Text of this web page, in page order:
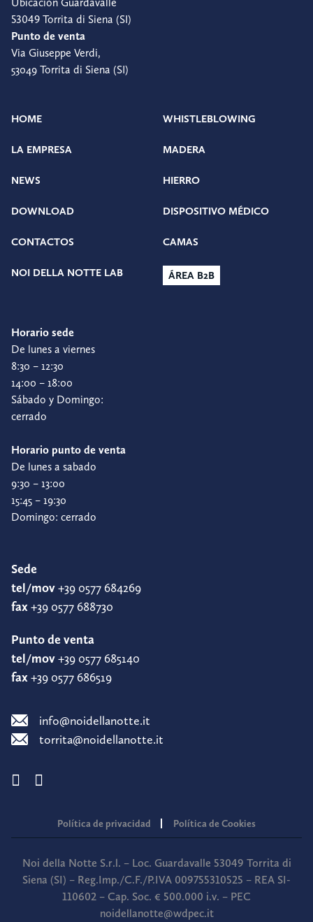
53049 Torrita di Siena (SI)
Punto de venta
Via Giuseppe Verdi,
53049 Torrita di Siena (SI)
HOME
LA EMPRESA
NEWS
DOWNLOAD
CONTACTOS
NOI DELLA NOTTE LAB
WHISTLEBLOWING
MADERA
HIERRO
DISPOSITIVO MÉDICO
CAMAS
ÁREA B2B
Horario sede
De lunes a viernes
8:30 – 12:30
14:00 – 18:00
Sábado y Domingo:
cerrado
Horario punto de venta
De lunes a sabado
9:30 – 13:00
15:45 – 19:30
Domingo: cerrado
Sede
tel/mov+39 0577 684269
fax+39 0577 688730
Punto de venta
tel/mov+39 0577 685140
fax+39 0577 686519
info@noidellanotte.it
torrita@noidellanotte.it
Política de privacidad Política de Cookies
Noi della Notte S.r.l. – Loc. Guardavalle 53049 Torrita di
Siena (SI) – Reg.Imp./C.F./P.IVA 009755310525 – REA SI-
110602 – Cap. Soc. € 500.000 i.v. – PEC
noidellanotte@wdpec.it